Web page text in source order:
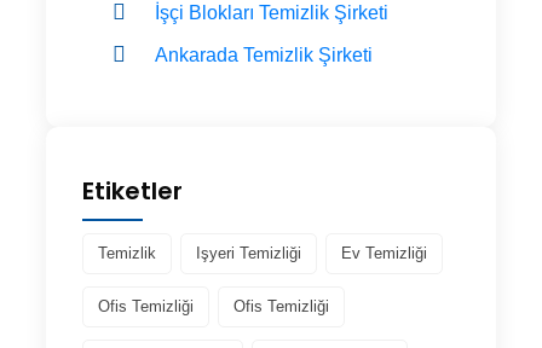
İşçi Blokları Temizlik Şirketi
Ankarada Temizlik Şirketi
Etiketler
Temizlik Işyeri Temizliği Ev Temizliği
Ofis Temizliği Ofis Temizliği